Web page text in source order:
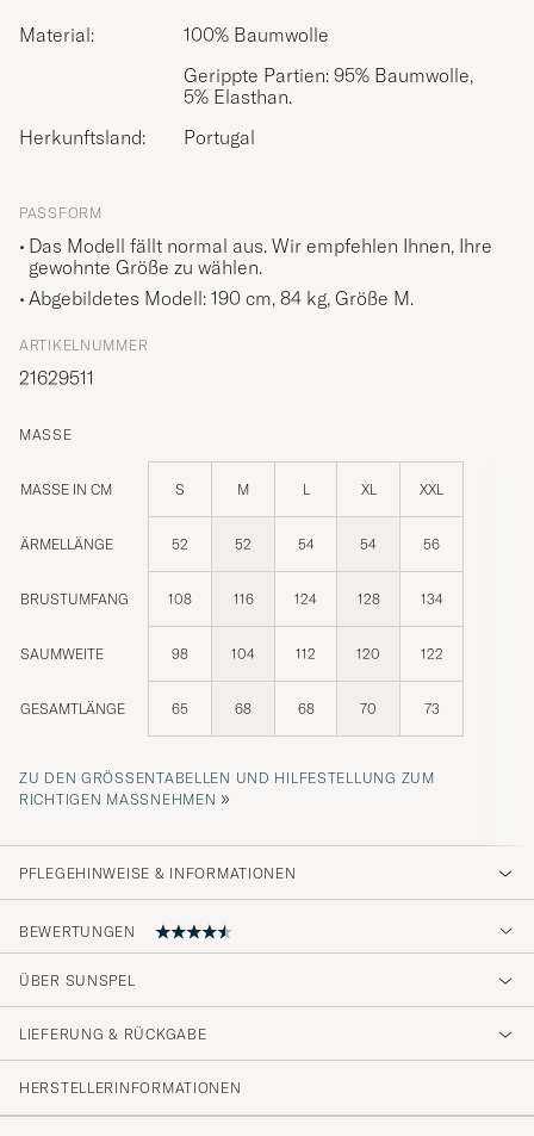
Material:
100% Baumwolle
Gerippte Partien: 95% Baumwolle,
5% Elasthan.
Herkunftsland:
Portugal
PASSFORM
Das Modell fällt normal aus. Wir empfehlen Ihnen, Ihre
gewohnte Größe zu wählen.
Abgebildetes Modell: 190 cm, 84 kg, Größe M.
ARTIKELNUMMER
21629511
MASSE
MASSE IN CM S M L XL XXL
ÄRMELLÄNGE 52 52 54 54 56
BRUSTUMFANG 108 116 124 128 134
SAUMWEITE 98 104 112 120 122
GESAMTLÄNGE 65 68 68 70 73
ZU DEN GRÖSSENTABELLEN UND HILFESTELLUNG ZUM R
ICHTIGEN MASSNEHMEN
»
PFLEGEHINWEISE & INFORMATIONEN
BEWERTUNGEN
4.4
ÜBER SUNSPEL
LIEFERUNG & RÜCKGABE
HERSTELLERINFORMATIONEN